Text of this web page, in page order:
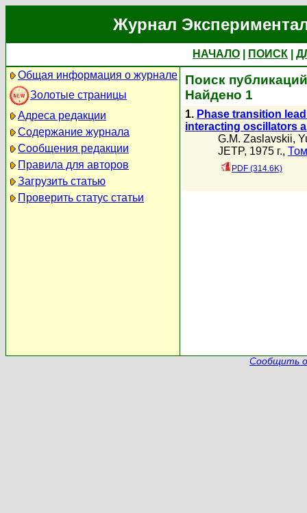
Журнал
НАЧАЛО ПОИСК
Общая информация о журнале
Золотые страницы
Адреса редакции
Содержание журнала
Сообщения редакции
Правила для авторов
Загрузить статью
Проверить статус статьи
Поиск
Найдено 1
1. Phase transition
interacting oscillators
G.M. Zaslavskii,
JETP, 1975 г.,
PDF (314.6K)
Сообщить о